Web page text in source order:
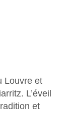
Louvre et
L’éveil
et